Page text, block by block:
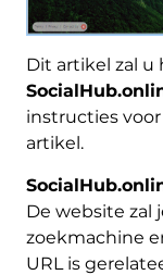
Dit artikel zal u
instructies
artikel.
De website zal
zoekmachine
URL is